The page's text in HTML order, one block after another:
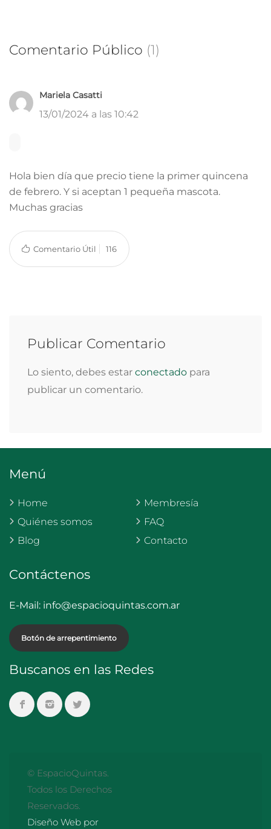
Comentario Público (1)
Mariela Casatti
13/01/2024 a las 10:42
Hola bien día que precio tiene la primer quincena
de febrero. Y si aceptan 1 pequeña mascota.
Muchas gracias
Comentario Útil 116
Publicar Comentario
Lo siento, debes estar conectado para
publicar un comentario.
Menú
Home
Quiénes somos
Blog
Membresía
FAQ
Contacto
Contáctenos
E-Mail: info@espacioquintas.com.ar
Botón de arrepentimiento
Buscanos en las Redes
© EspacioQuintas.
Todos los Derechos
Reservados.
Diseño Web por